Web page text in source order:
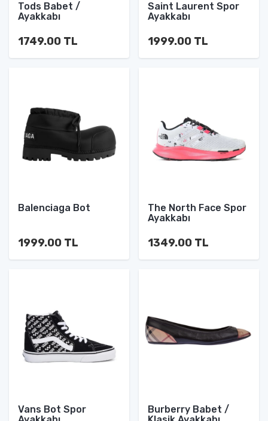
Tods Babet /
Ayakkabı
1749.00 TL
Saint Laurent Spor
Ayakkabı
1999.00 TL
Balenciaga Bot
1999.00 TL
The North Face Spor
Ayakkabı
1349.00 TL
Vans Bot Spor
Burberry Babet /